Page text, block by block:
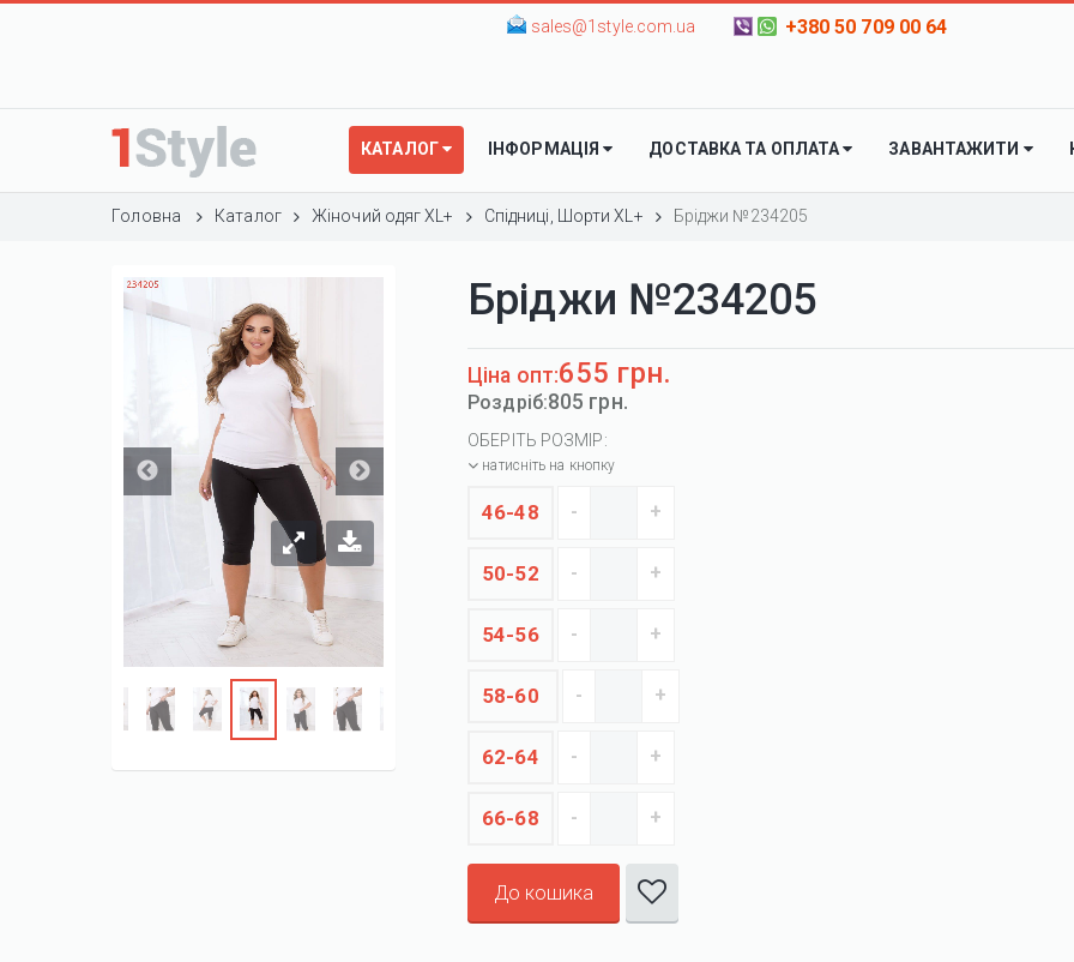
sales@1style.com.ua +380 50 709 00 64
КАТАЛОГ ІНФОРМАЦІЯ ДОСТАВКА ТА ОПЛАТА ЗАВАНТАЖИТИ
Головна Каталог Жіночий одяг XL+ Спідниці, Шорти XL+ Бріджи №234205
Бріджи №234205
Ціна опт:655 грн.
Роздріб:805 грн.
ОБЕРІТЬ РОЗМІР:
натисніть на кнопку
46-48
50-52
54-56
58-60
62-64
66-68
До кошика